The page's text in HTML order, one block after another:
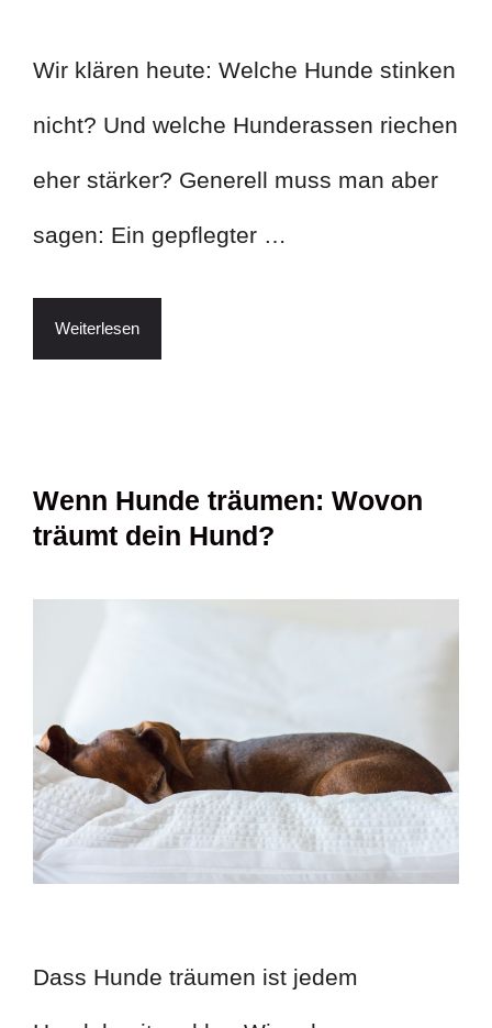
Wir klären heute: Welche Hunde stinken
nicht? Und welche Hunderassen riechen
eher stärker? Generell muss man aber
sagen: Ein gepflegter …
Weiterlesen
Wenn Hunde träumen: Wovon
träumt dein Hund?
Dass Hunde träumen ist jedem